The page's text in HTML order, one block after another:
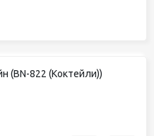
(BN-822 (Коктейли))